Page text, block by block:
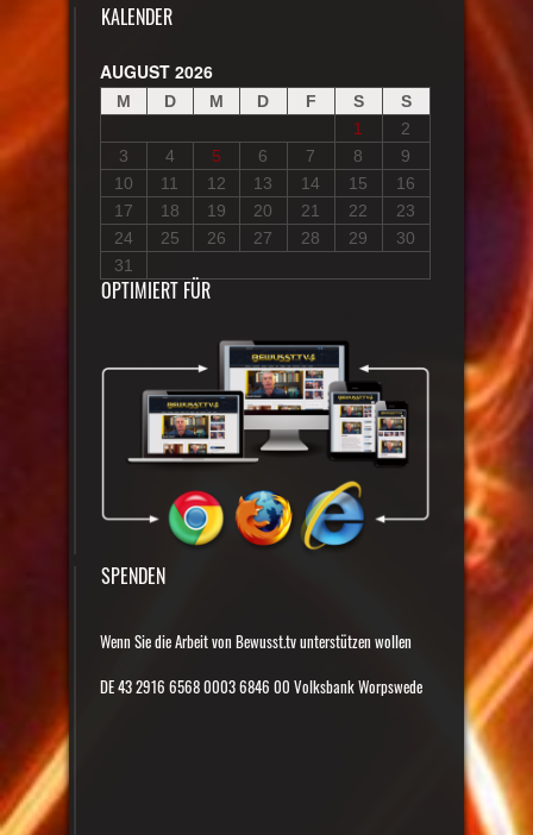
KALENDER
AUGUST 2026
M D M D F S
S
1
2
3
4 5 6 7 8
9
10
11 12 13 14 15
16
17
18 19 20 21 22
23
24
25 26 27 28 29
30
31
OPTIMIERT FÜR
SPENDEN
Wenn Sie die Arbeit von Bewusst.tv unterstützen wollen
DE 43 2916 6568 0003 6846 00 Volksbank Worpswede